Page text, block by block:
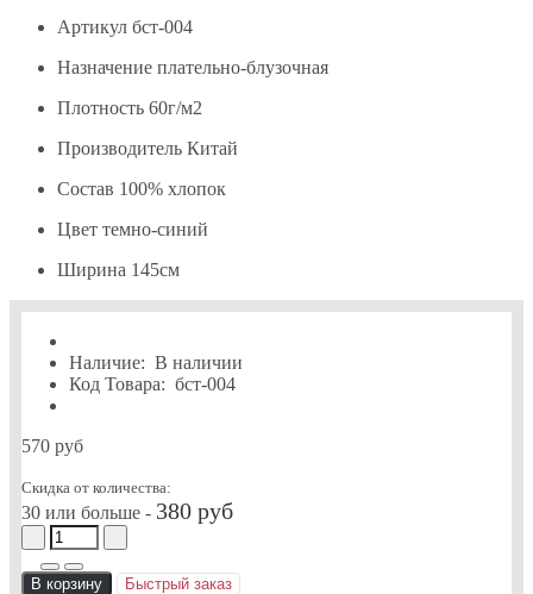
Артикул бст-004
Назначение плательно-блузочная
Плотность 60г/м2
Производитель Китай
Состав 100% хлопок
Цвет темно-синий
Ширина 145см
Наличие: В наличии
Код Товара: бст-004
570 руб
Скидка от количества:
30 или больше - 380 руб
В корзину Быстрый заказ